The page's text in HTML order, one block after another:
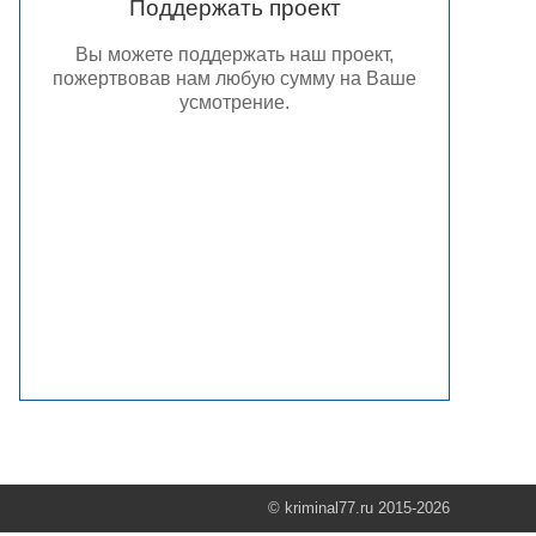
Поддержать проект
Вы можете поддержать наш проект,
пожертвовав нам любую сумму на Ваше
усмотрение.
© kriminal77.ru 2015-2026